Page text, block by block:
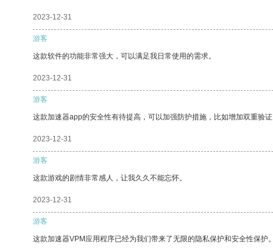
2023-12-31
游客
这款软件的功能非常强大，可以满足我日常使用的需求。
2023-12-31
游客
这款加速器app的安全性有待提高，可以加强防护措施，比如增加双重验
2023-12-31
游客
这款游戏的剧情非常感人，让我久久不能忘怀。
2023-12-31
游客
这款加速器VPM应用程序已经为我们带来了无限的隐私保护和安全性保护